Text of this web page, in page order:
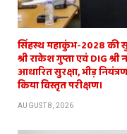
सिंहस्थ महाकुंभ-2028 की
श्री राकेश गुप्ता एवं DIG
आधारित सुरक्षा, भीड़
किया विस्तृत परीक्षण।
AUGUST 8, 2026